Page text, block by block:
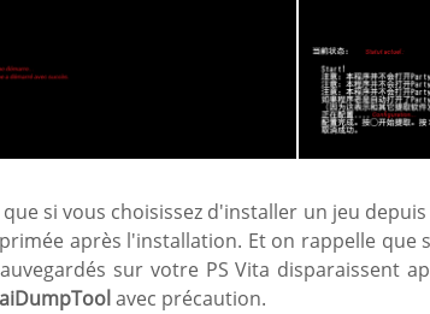
si vous choisissez d'installer un jeu
après l'installation. Et on rappelle que
sur votre PS Vita disparaissent
avec précaution.